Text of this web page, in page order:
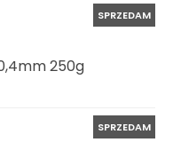
SPRZEDAM
250g
SPRZEDAM